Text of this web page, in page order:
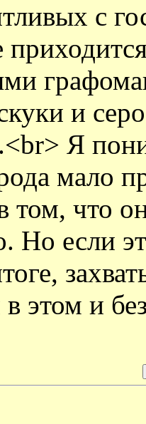
с
и
Я
мало
том, что
Но если
этом и